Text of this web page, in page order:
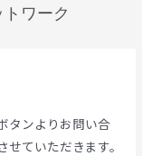
ワーク
タンよりお問い合
ていただきます。